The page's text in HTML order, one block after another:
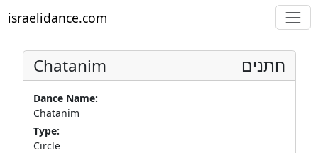
israelidance.com
Chatanim חתנים
Dance Name:
Chatanim
Type:
Circle